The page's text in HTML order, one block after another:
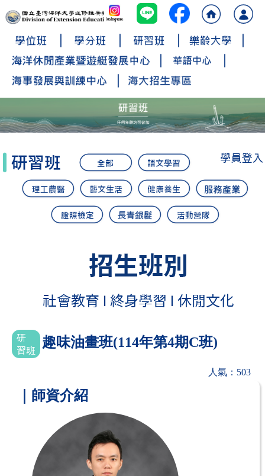
趣味油畫班(114年第4期C班)
人氣：503
｜師資介紹